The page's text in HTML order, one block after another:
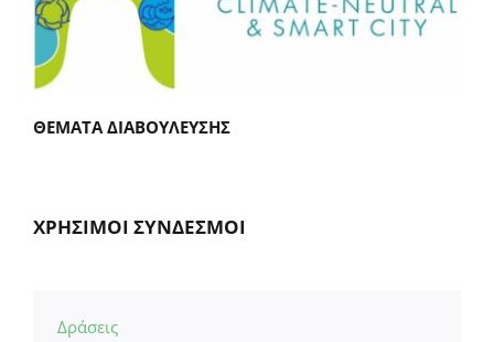
ΘΕΜΑΤΑ ΔΙΑΒΟΥΛΕΥΣΗΣ
ΧΡΗΣΙΜΟΙ ΣΥΝΔΕΣΜΟΙ
Δράσεις